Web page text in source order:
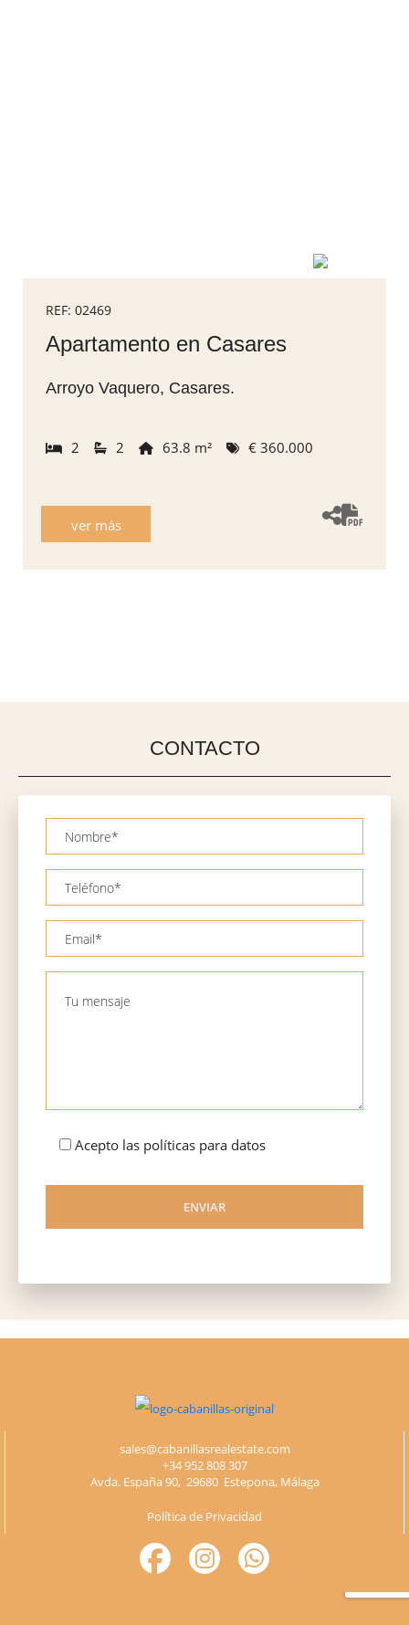
REF: 02469
Apartamento en Casares
Arroyo Vaquero, Casares.
2 2 63.8 m² € 360.000
ver más
CONTACTO
Acepto las políticas para datos
ENVIAR
this
sales@cabanillasrealestate.com
+34 952 808 307
Avda. España 90, 29680 Estepona, Málaga
Política de Privacidad